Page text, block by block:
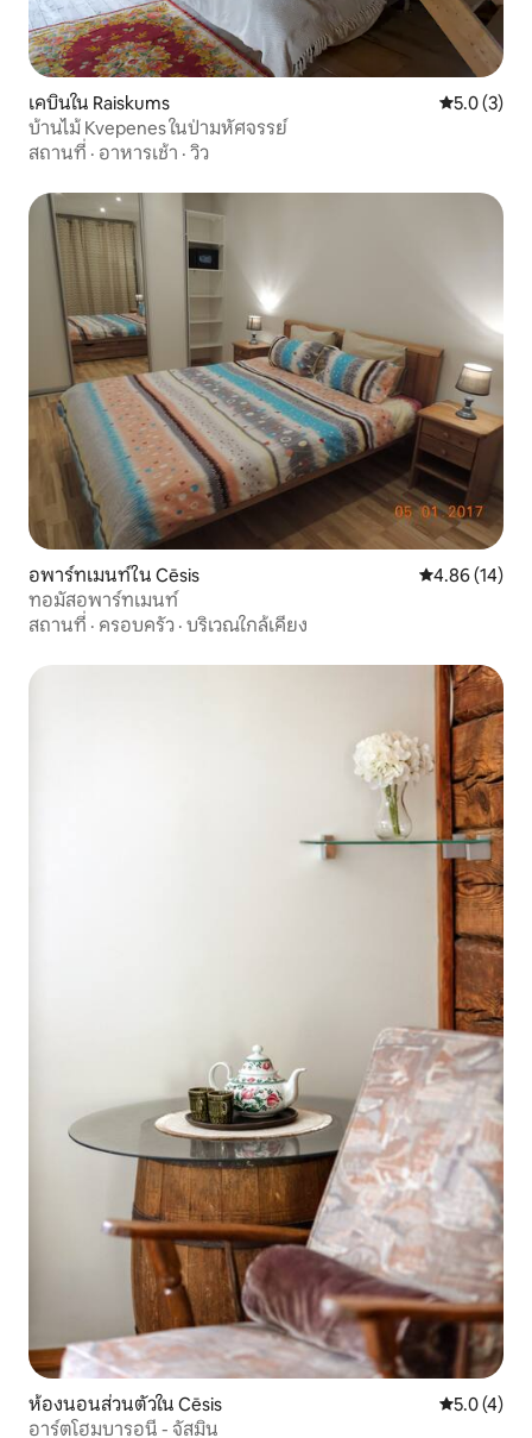
เคบินใน Raiskums คะแนนเฉลี่
5.0 (3)
บ้านไม้ Kvepenes ในป่ามหัศจรรย์
สถานที่ · อาหารเช้า · วิว
อพาร์ทเมนท์ใน Cēsis คะแนนเฉลี่ย
4.86 (14)
ทอมัสอพาร์ทเมนท์
สถานที่ · ครอบครัว · บริเวณใกล้เคียง
ห้องนอนส่วนตัวใน Cēsis คะแนนเฉลี่
5.0 (4)
อาร์ตโฮมบารอนี - จัสมิน